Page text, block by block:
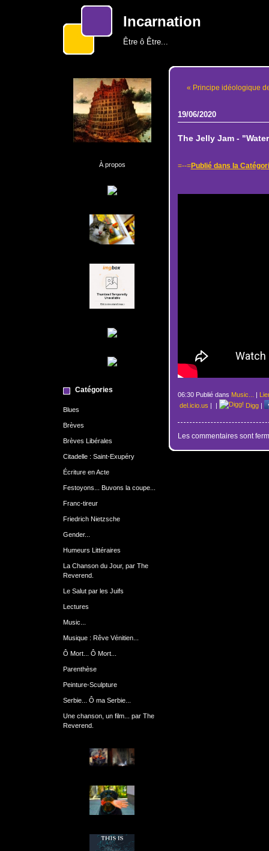
Incarnation
Être ô Être...
À propos
Catégories
Blues
Brèves
Brèves Libérales
Citadelle : Saint-Exupéry
Écriture en Acte
Festoyons... Buvons la coupe...
Franc-tireur
Friedrich Nietzsche
Gender...
Humeurs Littéraires
La Chanson du Jour, par The
Reverend.
Le Salut par les Juifs
Lectures
Music...
Musique : Rêve Vénitien...
Ô Mort... Ô Mort...
Parenthèse
Peinture-Sculpture
Serbie... Ô ma Serbie...
Une chanson, un film... par The
Reverend.
« Principe idéologique
19/06/2020
The Jelly Jam -
=--=Publié dans la
06:30 Publié dans Music... |
del.icio.us | | Digg|
Les commentaires sont